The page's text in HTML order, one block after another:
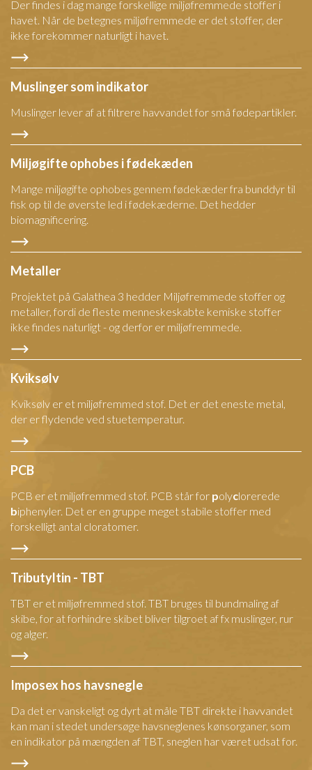
Der findes i dag mange forskellige miljøfremmede stoffer i
havet. Når de betegnes miljøfremmede er det stoffer, der
ikke forekommer naturligt i havet.
Muslinger som indikator
Muslinger lever af at filtrere havvandet for små fødepartikler.
Miljøgifte ophobes i fødekæden
Mange miljøgifte ophobes gennem fødekæder fra bunddyr til
fisk op til de øverste led i fødekæderne. Det hedder
biomagnificering.
Metaller
Projektet på Galathea 3 hedder Miljøfremmede stoffer og
metaller, fordi de fleste menneskeskabte kemiske stoffer
ikke findes naturligt - og derfor er miljøfremmede.
Kviksølv
Kviksølv er et miljøfremmed stof. Det er det eneste metal,
der er flydende ved stuetemperatur.
PCB
PCB er et miljøfremmed stof. PCB står for polyclorerede
biphenyler. Det er en gruppe meget stabile stoffer med
forskelligt antal cloratomer.
Tributyltin - TBT
TBT er et miljøfremmed stof. TBT bruges til bundmaling af
skibe, for at forhindre skibet bliver tilgroet af fx muslinger, rur
og alger.
Imposex hos havsnegle
Da det er vanskeligt og dyrt at måle TBT direkte i havvandet
kan man i stedet undersøge havsneglenes kønsorganer, som
en indikator på mængden af TBT, sneglen har været udsat for.